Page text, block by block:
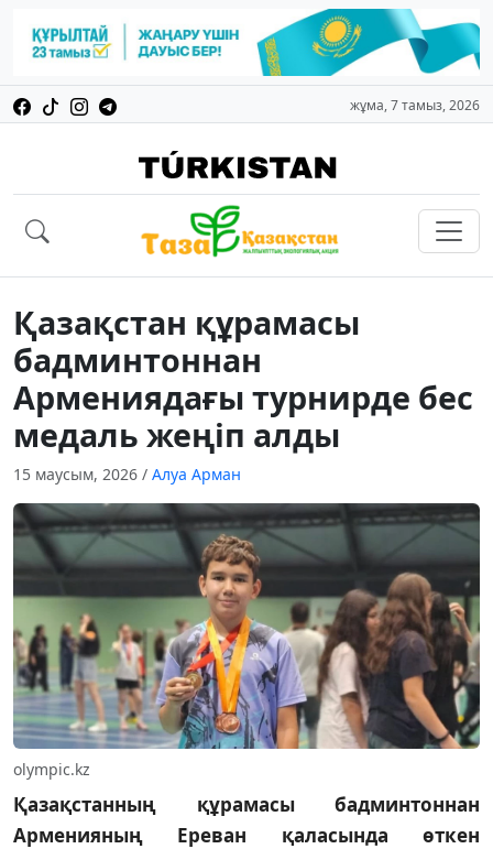
жұма, 7 тамыз, 2026
Қазақстан құрамасы
бадминтоннан
Армениядағы турнирде бес
медаль жеңіп алды
15 маусым, 2026 / Алуа Арман
olympic.kz
Қазақстанның құрамасы бадминтоннан
Арменияның Ереван қаласында өткен